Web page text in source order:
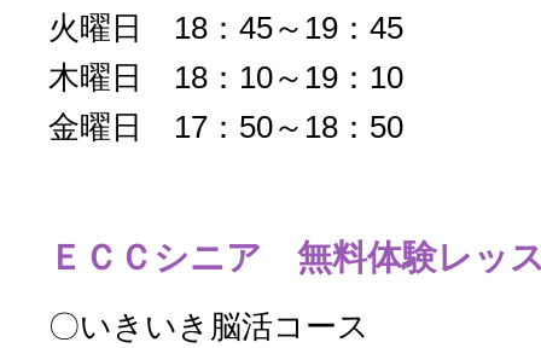
火曜日 18：45～19：45
木曜日 18：10～19：10
金曜日 17：50～18：50
ＥＣＣシニア 無料体験レッ
〇いきいき脳活コース